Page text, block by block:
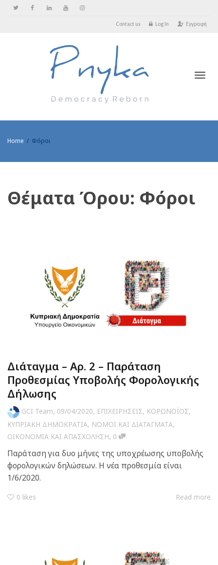
Contact us Log In Εγγραφή
Home Φόροι
Θέματα Όρου: Φόροι
Διάταγμα – Αρ. 2 – Παράταση
Προθεσμίας Υποβολής Φορολογικής
Δήλωσης
GCI Team, 09/04/2020, ΕΠΙΧΕΙΡΗΣΕΙΣ, ΚΟΡΩΝΟΪΟΣ,
ΚΥΠΡΙΑΚΗ ΔΗΜΟΚΡΑΤΙΑ, ΝΟΜΟΙ ΚΑΙ ΔΙΑΤΑΓΜΑΤΑ,
ΟΙΚΟΝΟΜΙΑ ΚΑΙ ΑΠΑΣΧΟΛΗΣΗ, 0
Παράταση για δυο μήνες της υποχρέωσης υποβολής
φορολογικών δηλώσεων. Η νέα προθεσμία είναι
1/6/2020.
0 likes Read more